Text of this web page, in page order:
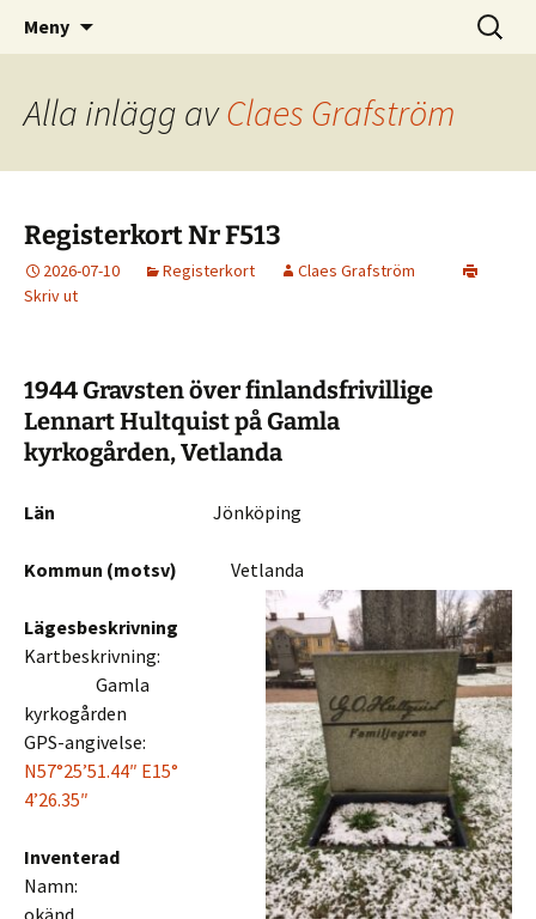
Svenska Militära
minnesmärken
Svenska män och kvinnor i rikets tjänst
Meny
Sök
efter:
Alla inlägg avClaes Grafström
Registerkort Nr F513
2026-07-10 Registerkort
Claes Grafström
Skriv ut
1944 Gravsten över finlandsfrivillige
LennartHultquist på Gamla
kyrkogården,Vetlanda
Län Jönköping
Kommun (motsv) Vetlanda
Lägesbeskrivning
Kartbeskrivning:
Gamla
kyrkogården
GPS-angivelse:
N57°25’51.44″ E15°
4’26.35″
Inventerad
Namn:
okänd